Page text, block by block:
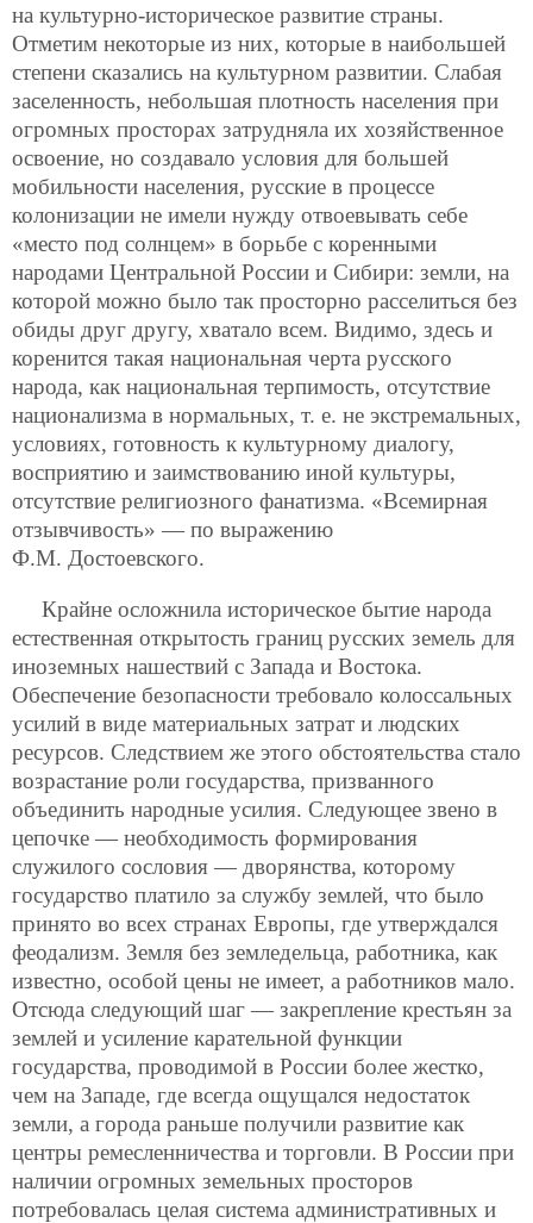
на культурно-историческое развитие страны.
Отметим некоторые из них, которые в наибольшей
степени сказались на культурном развитии. Слабая
заселенность, небольшая плотность населения при
огромных просторах затрудняла их хозяйственное
освоение, но создавало условия для большей
мобильности населения, русские в процессе
колонизации не имели нужду отвоевывать себе
«место под солнцем» в борьбе с коренными
народами Центральной России и Сибири: земли, на
которой можно было так просторно расселиться без
обиды друг другу, хватало всем. Видимо, здесь и
коренится такая национальная черта русского
народа, как национальная терпимость, отсутствие
национализма в нормальных, т. е. не экстремальных,
условиях, готовность к культурному диалогу,
восприятию и заимствованию иной культуры,
отсутствие религиозного фанатизма. «Всемирная
отзывчивость» — по выражению
Ф.М. Достоевского.
Крайне осложнила историческое бытие народа
естественная открытость границ русских земель для
иноземных нашествий с Запада и Востока.
Обеспечение безопасности требовало колоссальных
усилий в виде материальных затрат и людских
ресурсов. Следствием же этого обстоятельства стало
возрастание роли государства, призванного
объединить народные усилия. Следующее звено в
цепочке — необходимость формирования
служилого сословия — дворянства, которому
государство платило за службу землей, что было
принято во всех странах Европы, где утверждался
феодализм. Земля без земледельца, работника, как
известно, особой цены не имеет, а работников мало.
Отсюда следующий шаг — закрепление крестьян за
землей и усиление карательной функции
государства, проводимой в России более жестко,
чем на Западе, где всегда ощущался недостаток
земли, а города раньше получили развитие как
центры ремесленничества и торговли. В России при
наличии огромных земельных просторов
потребовалась целая система административных и